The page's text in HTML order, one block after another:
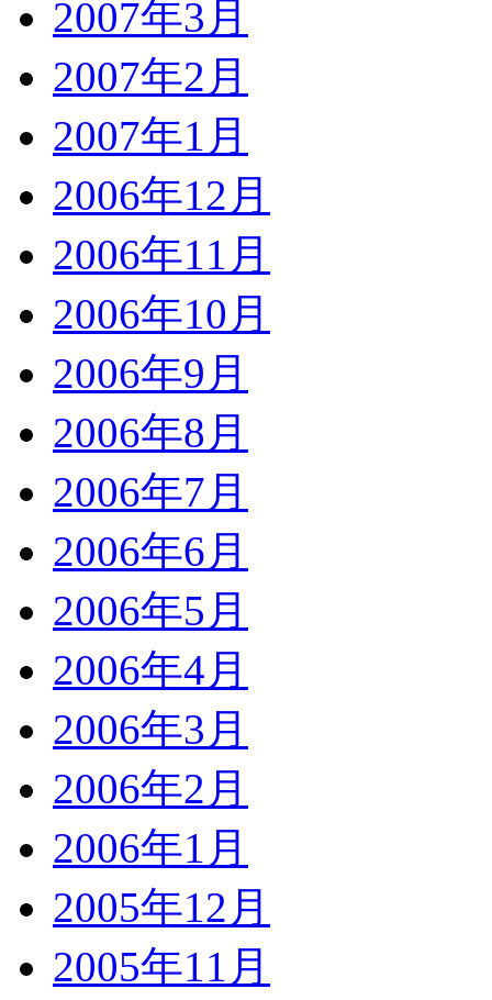
2007年3月
2007年2月
2007年1月
2006年12月
2006年11月
2006年10月
2006年9月
2006年8月
2006年7月
2006年6月
2006年5月
2006年4月
2006年3月
2006年2月
2006年1月
2005年12月
2005年11月